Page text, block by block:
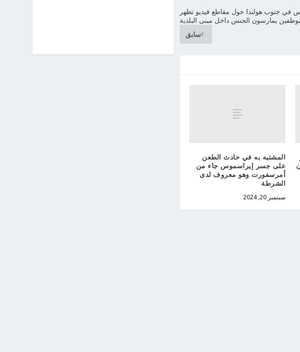
في جنوب هولندا حول مقاطع فيديو تظهر
يمارسون الجنس داخل مبنى البلدية
سابق
المشتبه به في حادث الطعن
على جسر إيراسموس جاء من
أمرسفورت وهو معروف لدى
الشرطة
سبتمبر 20, 2024